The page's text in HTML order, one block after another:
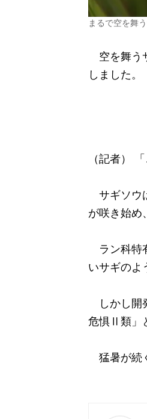
まるで空を舞
空を舞う
しました。
（記者）
サギソウ
が咲き始め
ラン科特
いサギのよ
しかし開
危惧Ⅱ類」
猛暑が続